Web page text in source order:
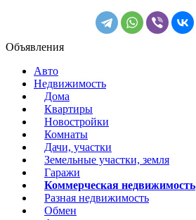
Объявления
Авто
Недвижимость
Дома
Квартиры
Новостройки
Комнаты
Дачи, участки
Земельные участки, земля
Гаражи
Коммерческая недвижимость
Разная недвижимость
Обмен